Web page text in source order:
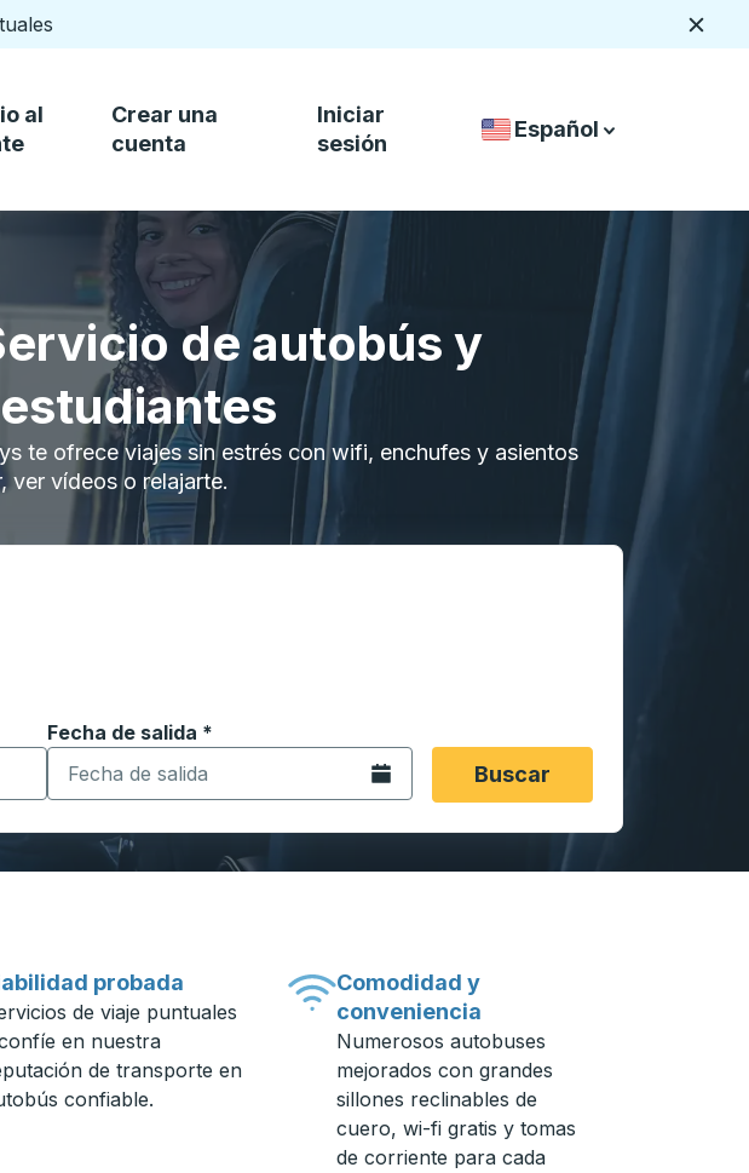
al
Crear una
cuenta
Iniciar
sesión
Selector de idiomas del
Español
down arrow
down arrow
de autobús y
te ofrece viajes sin estrés con wifi, enchufes y asientos
ver vídeos o relajarte.
use las teclas de flecha para navegar hasta la ciudad de origen que
para abrir las opciones de ubicación y luego use las teclas de flecha
Fecha de salida *
Escriba la fecha en formato de fecha Barra diagonal de mes de 2
Abra el calendario.Buscar
probada
de viaje puntuales
en nuestra
de transporte en
confiable.
Comodidad y
conveniencia
Numerosos autobuses
mejorados con grandes
sillones reclinables de
cuero, wi-fi gratis y tomas
de corriente para cada